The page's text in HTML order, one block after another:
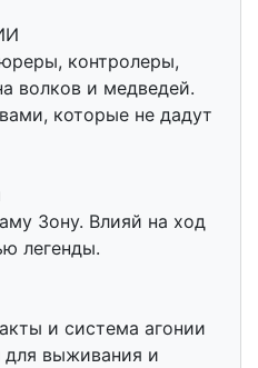
контролеры,
волков и медведей.
которые не дадут
Зону. Влияй на ход
легенды.
и система агонии
выживания и